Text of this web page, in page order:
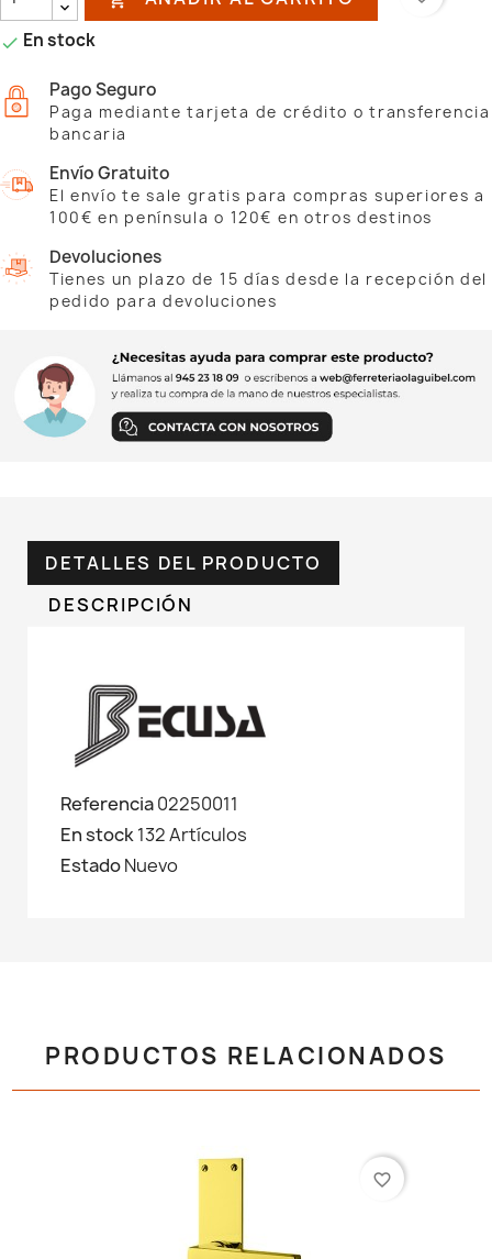
 En stock
Pago Seguro
Paga mediante tarjeta de crédito o transferencia
bancaria
Envío Gratuito
El envío te sale gratis para compras superiores a
100€ en península o 120€ en otros destinos
Devoluciones
Tienes un plazo de 15 días desde la recepción del
pedido para devoluciones
DETALLES DEL PRODUCTO
DESCRIPCIÓN
Referencia02250011
En stock132 Artículos
EstadoNuevo
PRODUCTOS RELACIONADOS
favorite_border